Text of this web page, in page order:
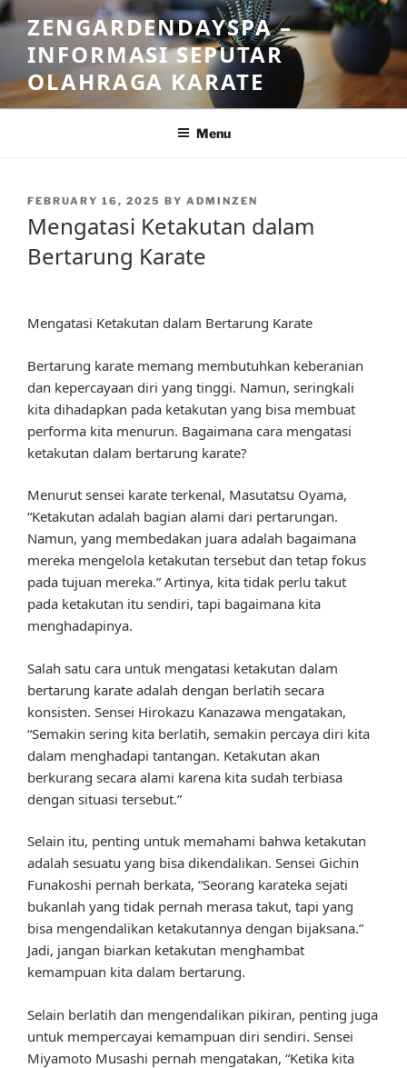
Skip
to
content
ZENGARDENDAYSPA –
INFORMASI SEPUTAR
OLAHRAGA KARATE
Menu
POSTED
FEBRUARY 16, 2025 BY ADMINZEN
Mengatasi Ketakutan dalam
Bertarung Karate
Mengatasi Ketakutan dalam Bertarung Karate
Bertarung karate memang membutuhkan keberanian
dan kepercayaan diri yang tinggi. Namun, seringkali
kita dihadapkan pada ketakutan yang bisa membuat
performa kita menurun. Bagaimana cara mengatasi
ketakutan dalam bertarung karate?
Menurut sensei karate terkenal, Masutatsu Oyama,
“Ketakutan adalah bagian alami dari pertarungan.
Namun, yang membedakan juara adalah bagaimana
mereka mengelola ketakutan tersebut dan tetap fokus
pada tujuan mereka.” Artinya, kita tidak perlu takut
pada ketakutan itu sendiri, tapi bagaimana kita
menghadapinya.
Salah satu cara untuk mengatasi ketakutan dalam
bertarung karate adalah dengan berlatih secara
konsisten. Sensei Hirokazu Kanazawa mengatakan,
“Semakin sering kita berlatih, semakin percaya diri kita
dalam menghadapi tantangan. Ketakutan akan
berkurang secara alami karena kita sudah terbiasa
dengan situasi tersebut.”
Selain itu, penting untuk memahami bahwa ketakutan
adalah sesuatu yang bisa dikendalikan. Sensei Gichin
Funakoshi pernah berkata, “Seorang karateka sejati
bukanlah yang tidak pernah merasa takut, tapi yang
bisa mengendalikan ketakutannya dengan bijaksana.”
Jadi, jangan biarkan ketakutan menghambat
kemampuan kita dalam bertarung.
Selain berlatih dan mengendalikan pikiran, penting juga
untuk mempercayai kemampuan diri sendiri. Sensei
Miyamoto Musashi pernah mengatakan, “Ketika kita